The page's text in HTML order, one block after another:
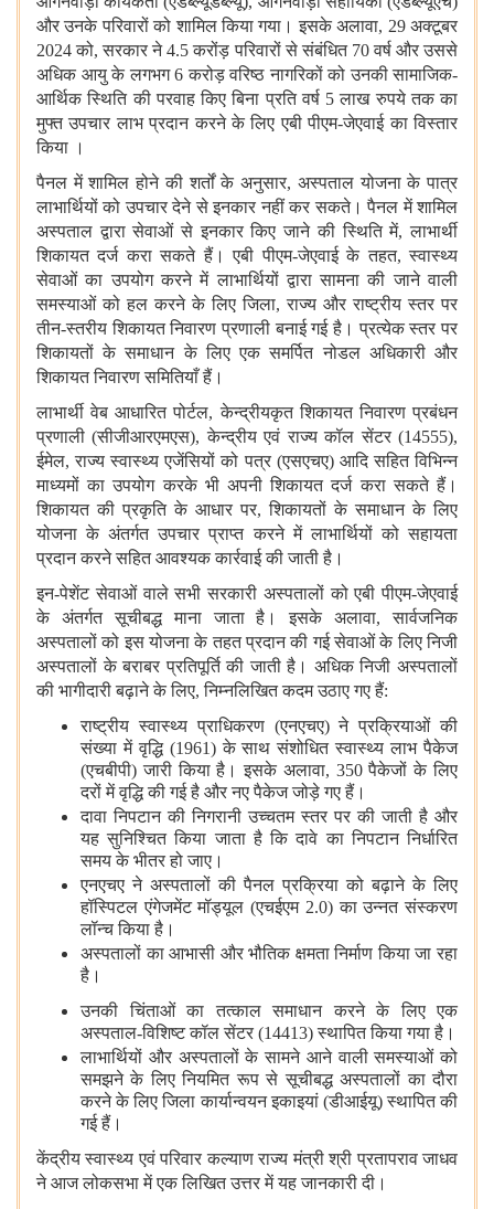
और उनके परिवारों को शामिल किया गया। इसके अलावा, 29 अक्टूबर
2024 को, सरकार ने 4.5 करोंड़ परिवारों से संबंधित 70 वर्ष और उससे
अधिक आयु के लगभग 6 करोड़ वरिष्ठ नागरिकों को उनकी सामाजिक-
आर्थिक स्थिति की परवाह किए बिना प्रति वर्ष 5 लाख रुपये तक का
मुफ्त उपचार लाभ प्रदान करने के लिए एबी पीएम-जेएवाई का विस्तार
किया ।
पैनल में शामिल होने की शर्तों के अनुसार, अस्पताल योजना के पात्र
लाभार्थियों को उपचार देने से इनकार नहीं कर सकते। पैनल में शामिल
अस्पताल द्वारा सेवाओं से इनकार किए जाने की स्थिति में, लाभार्थी
शिकायत दर्ज करा सकते हैं। एबी पीएम-जेएवाई के तहत, स्वास्थ्य
सेवाओं का उपयोग करने में लाभार्थियों द्वारा सामना की जाने वाली
समस्याओं को हल करने के लिए जिला, राज्य और राष्ट्रीय स्तर पर
तीन-स्तरीय शिकायत निवारण प्रणाली बनाई गई है। प्रत्येक स्तर पर
शिकायतों के समाधान के लिए एक समर्पित नोडल अधिकारी और
शिकायत निवारण समितियाँ हैं।
लाभार्थी वेब आधारित पोर्टल, केन्द्रीयकृत शिकायत निवारण प्रबंधन
प्रणाली (सीजीआरएमएस), केन्द्रीय एवं राज्य कॉल सेंटर (14555),
ईमेल, राज्य स्वास्थ्य एजेंसियों को पत्र (एसएचए) आदि सहित विभिन्न
माध्यमों का उपयोग करके भी अपनी शिकायत दर्ज करा सकते हैं।
शिकायत की प्रकृति के आधार पर, शिकायतों के समाधान के लिए
योजना के अंतर्गत उपचार प्राप्त करने में लाभार्थियों को सहायता
प्रदान करने सहित आवश्यक कार्रवाई की जाती है।
इन-पेशेंट सेवाओं वाले सभी सरकारी अस्पतालों को एबी पीएम-जेएवाई
के अंतर्गत सूचीबद्ध माना जाता है। इसके अलावा, सार्वजनिक
अस्पतालों को इस योजना के तहत प्रदान की गई सेवाओं के लिए निजी
अस्पतालों के बराबर प्रतिपूर्ति की जाती है। अधिक निजी अस्पतालों
की भागीदारी बढ़ाने के लिए, निम्नलिखित कदम उठाए गए हैं:
राष्ट्रीय स्वास्थ्य प्राधिकरण (एनएचए) ने प्रक्रियाओं की
संख्या में वृद्धि (1961) के साथ संशोधित स्वास्थ्य लाभ पैकेज
(एचबीपी) जारी किया है। इसके अलावा, 350 पैकेजों के लिए
दरों में वृद्धि की गई है और नए पैकेज जोड़े गए हैं।
दावा निपटान की निगरानी उच्चतम स्तर पर की जाती है और
यह सुनिश्चित किया जाता है कि दावे का निपटान निर्धारित
समय के भीतर हो जाए।
एनएचए ने अस्पतालों की पैनल प्रक्रिया को बढ़ाने के लिए
हॉस्पिटल एंगेजमेंट मॉड्यूल (एचईएम 2.0) का उन्नत संस्करण
लॉन्च किया है।
अस्पतालों का आभासी और भौतिक क्षमता निर्माण किया जा रहा
है।
उनकी चिंताओं का तत्काल समाधान करने के लिए एक
अस्पताल-विशिष्ट कॉल सेंटर (14413) स्थापित किया गया है।
लाभार्थियों और अस्पतालों के सामने आने वाली समस्याओं को
समझने के लिए नियमित रूप से सूचीबद्ध अस्पतालों का दौरा
करने के लिए जिला कार्यान्वयन इकाइयां (डीआईयू) स्थापित की
गई हैं।
केंद्रीय स्वास्थ्य एवं परिवार कल्याण राज्य मंत्री श्री प्रतापराव जाधव
ने आज लोकसभा में एक लिखित उत्तर में यह जानकारी दी।